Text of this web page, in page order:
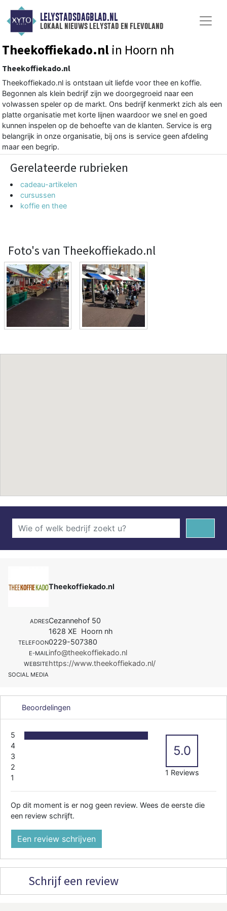
LELYSTADSDAGBLAD.NL
lokaal nieuws lelystad en flevoland
Theekoffiekado.nl in Hoorn nh
Theekoffiekado.nl
Theekoffiekado.nl is ontstaan uit liefde voor thee en koffie.
Begonnen als klein bedrijf zijn we doorgegroeid naar een
volwassen speler op de markt. Ons bedrijf kenmerkt zich als een
platte organisatie met korte lijnen waardoor we snel en goed
kunnen inspelen op de behoefte van de klanten. Service is erg
belangrijk in onze organisatie, bij ons is service geen afdeling
maar een begrip.
Gerelateerde rubrieken
cadeau-artikelen
cursussen
koffie en thee
Foto's van Theekoffiekado.nl
Theekoffiekado.nl
ADRESCezannehof 50
1628 XE Hoorn nh
TELEFOON0229-507380
E-MAILinfo@theekoffiekado.nl
WEBSITEhttps://www.theekoffiekado.nl/
SOCIAL MEDIA
Beoordelingen
5
4
3
2
1
5.0
1 Reviews
Op dit moment is er nog geen review. Wees de eerste die
een review schrijft.
Een review schrijven
Schrijf een review